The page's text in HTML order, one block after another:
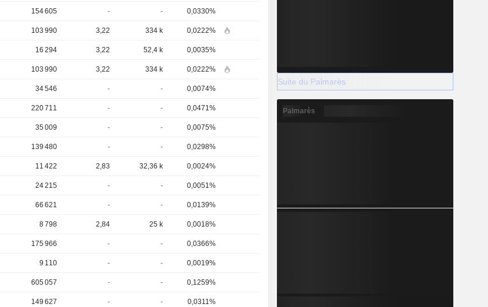
154 605 - - 0,0330%
103 990 3,22 334 k 0,0222%
16 294 3,22 52,4 k 0,0035%
103 990 3,22 334 k 0,0222%
34 546 - - 0,0074%
220 711 - - 0,0471%
35 009 - - 0,0075%
139 480 - - 0,0298%
11 422 2,83 32,36 k 0,0024%
24 215 - - 0,0051%
66 621 - - 0,0139%
8 798 2,84 25 k 0,0018%
175 966 - - 0,0366%
9 110 - - 0,0019%
605 057 - - 0,1259%
149 627 - - 0,0311%
Suite du Palmarès
Palmarès